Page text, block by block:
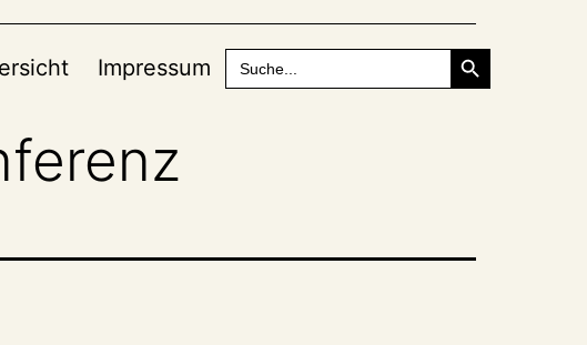
Impressum
Search
for:
Search Button